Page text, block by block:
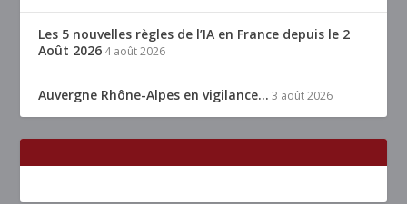
Les 5 nouvelles règles de l’IA en France depuis le 2
Août 2026 4 août 2026
Auvergne Rhône-Alpes en vigilance… 3 août 2026